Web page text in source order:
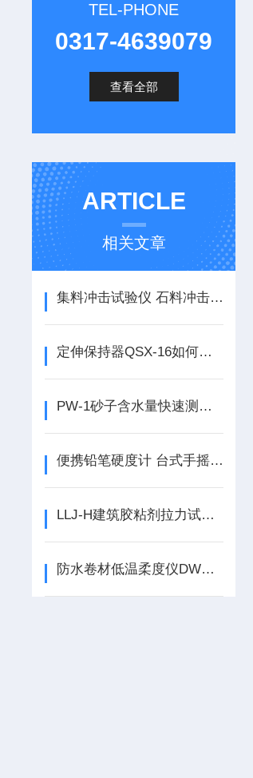
TEL-PHONE
0317-4639079
查看全部
ARTICLE
相关文章
集料冲击试验仪 石料冲击试验机的使用说明
定伸保持器QSX-16如何使用
PW-1砂子含水量快速测定仪产品上市
便携铅笔硬度计 台式手摇铅笔硬度计的使用说明
LLJ-H建筑胶粘剂拉力试验机建筑胶粘接拉力试验机的使用说明
防水卷材低温柔度仪DWR-3如何使用